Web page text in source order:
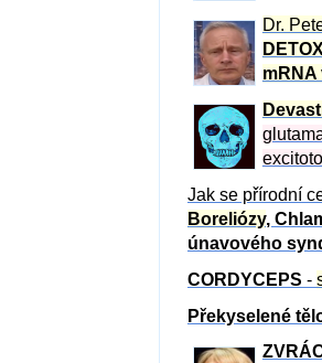
Dr.
Jak se přírodní
Boreliózy,
únavového
CORDYCEPS -
Překyselené